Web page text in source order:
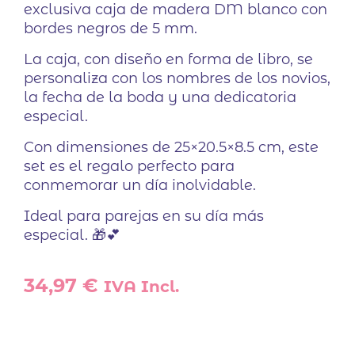
exclusiva caja de madera DM blanco con
bordes negros de 5 mm.
La caja, con diseño en forma de libro, se
personaliza con los nombres de los novios,
la fecha de la boda y una dedicatoria
especial.
Con dimensiones de 25×20.5×8.5 cm, este
set es el regalo perfecto para
conmemorar un día inolvidable.
Ideal para parejas en su día más
especial. 🎁💕
34,97 € IVA Incl.